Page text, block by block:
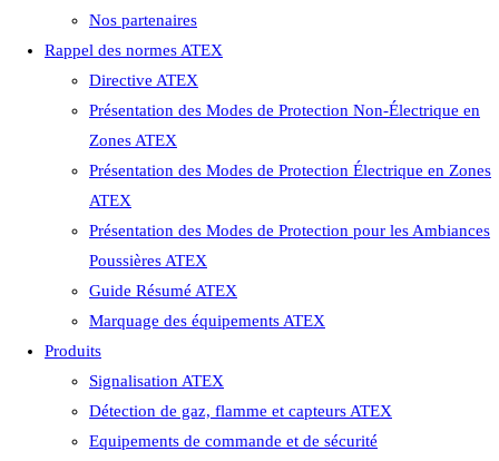
Nos partenaires
Rappel des normes ATEX
Directive ATEX
Présentation des Modes de Protection Non-Électrique en
Zones ATEX
Présentation des Modes de Protection Électrique en Zones
ATEX
Présentation des Modes de Protection pour les Ambiances
Poussières ATEX
Guide Résumé ATEX
Marquage des équipements ATEX
Produits
Signalisation ATEX
Détection de gaz, flamme et capteurs ATEX
Equipements de commande et de sécurité